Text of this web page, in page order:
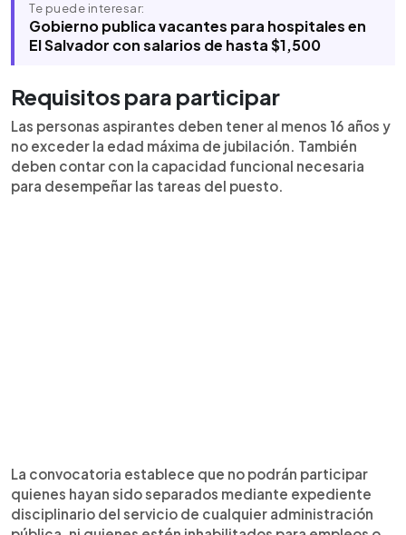
Te puede interesar:
Gobierno publica vacantes para hospitales en
El Salvador con salarios de hasta $1,500
Requisitos para participar
Las personas aspirantes deben tener al menos 16 años y
no exceder la edad máxima de jubilación. También
deben contar con la capacidad funcional necesaria
para desempeñar las tareas del puesto.
La convocatoria establece que no podrán participar
quienes hayan sido separados mediante expediente
disciplinario del servicio de cualquier administración